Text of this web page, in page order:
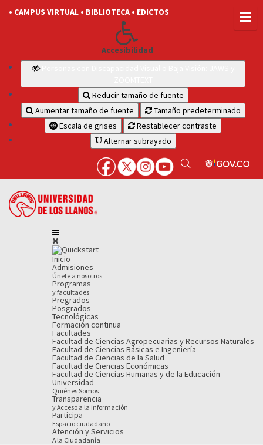
• CAMPUS VIRTUAL • BIBLIOTECA • EDICTOS
Accesibilidad
Reducir tamaño de fuente
Aumentar tamaño de fuente
Tamaño predeterminado
Escala de grises
Restablecer contraste
Alternar subrayado
Inicio
Admisiones
Únete a nosotros
Programas
y facultades
Pregrados
Posgrados
Tecnológicas
Formación continua
Facultades
Facultad de Ciencias Agropecuarias y Recursos Naturales
Facultad de Ciencias Básicas e Ingeniería
Facultad de Ciencias de la Salud
Facultad de Ciencias Económicas
Facultad de Ciencias Humanas y de la Educación
Universidad
Quiénes Somos
Transparencia
y Acceso a la información
Participa
Espacio ciudadano
Atención y Servicios
A la Ciudadanía